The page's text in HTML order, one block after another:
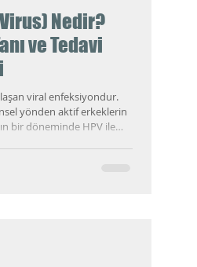
Nedir?
ve Tedavi
viral enfeksiyondur.
yönden aktif erkeklerin
bir döneminde HPV ile